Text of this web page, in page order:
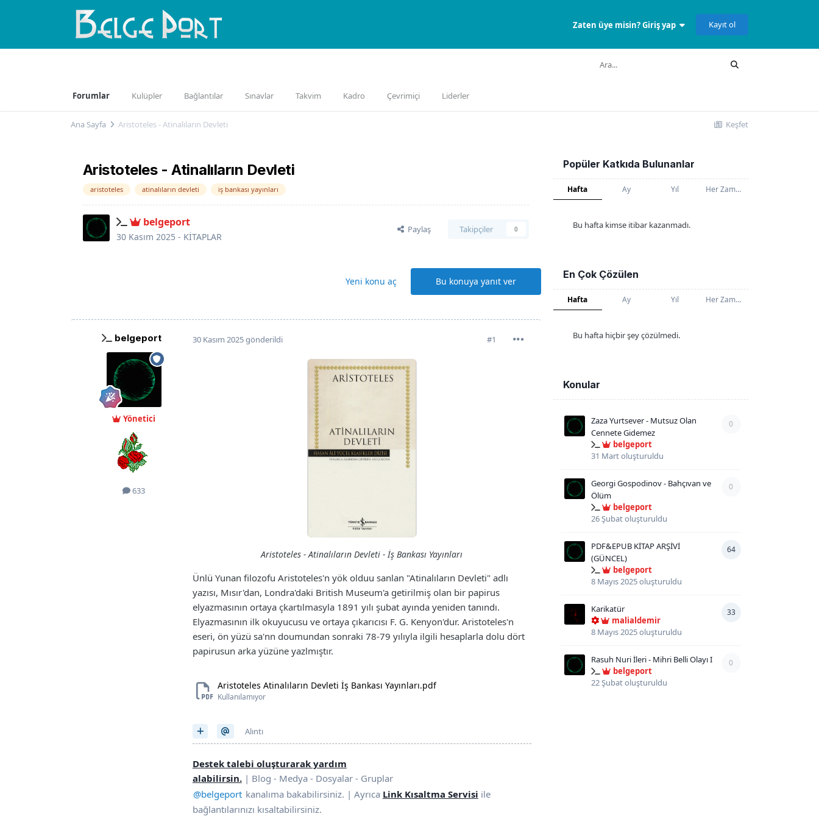
Zaten üye misin? Giriş yap Kayıt ol
Forumlar Kulüpler Bağlantılar Sınavlar Takvim Kadro Çevrimiçi Liderler
Keşfet
Ana Sayfa Aristoteles - Atinalıların Devleti
Aristoteles - Atinalıların Devleti
aristoteles atinalıların devleti i̇ş bankası yayınları
belgeport
30 Kasım 2025 - KİTAPLAR
Paylaş Takipçiler 0
Bu konuya yanıt ver
Yeni konu aç
belgeport
Yönetici
633
#1
30 Kasım 2025gönderildi
Aristoteles - Atinalıların Devleti - İş Bankası Yayınları
Ünlü Yunan filozofu Aristoteles'n yök olduu sanlan "Atinalıların Devleti" adlı
yazısı, Mısır'dan, Londra'daki British Museum'a getirilmiş olan bir papirus
elyazmasının ortaya çkartılmasyla 1891 yılı şubat ayında yeniden tanındı.
Elyazmasının ilk okuyucusu ve ortaya çıkarıcısı F. G. Kenyon'dur. Aristoteles'n
eseri, ön yüzü sa'nn doumundan sonraki 78-79 yılıyla ilgili hesaplarla dolu dört
papirusun arka yüzüne yazlmıştır.
Aristoteles Atinalıların Devleti İş Bankası Yayınları.pdf
Kullanılamıyor
Alıntı
Destek talebi oluşturarak yardım
alabilirsin.| Blog - Medya - Dosyalar - Gruplar
@belgeport kanalıma bakabilirsiniz. | Ayrıca Link Kısaltma Servisi ile
bağlantılarınızı kısaltabilirsiniz.
Popüler Katkıda Bulunanlar
Hafta Ay Yıl Her Zaman
Bu hafta kimse itibar kazanmadı.
En Çok Çözülen
Hafta Ay Yıl Her Zaman
Bu hafta hiçbir şey çözülmedi.
Konular
0
Zaza Yurtsever - Mutsuz Olan
Cennete Gidemez
belgeport
31 Martoluşturuldu
0
Georgi Gospodinov - Bahçıvan ve
Ölüm
belgeport
26 Şubatoluşturuldu
64
PDF&EPUB KİTAP ARŞİVİ
(GÜNCEL)
belgeport
8 Mayıs 2025oluşturuldu
33
Karikatür
malialdemir
8 Mayıs 2025oluşturuldu
0
Rasuh Nuri İleri - Mihri Belli Olayı I
belgeport
22 Şubatoluşturuldu